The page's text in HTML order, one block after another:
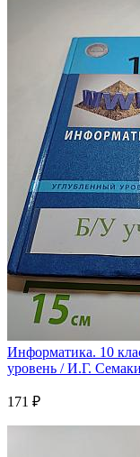
Информатика. 10
уровень / И.Г.
171 ₽